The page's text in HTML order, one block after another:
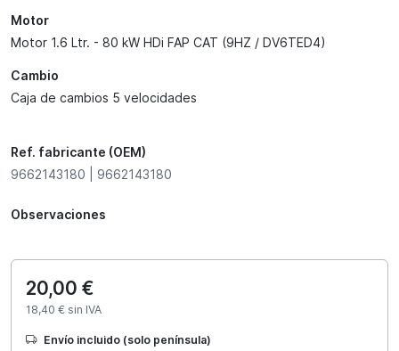
Motor
Motor 1.6 Ltr. - 80 kW HDi FAP CAT (9HZ / DV6TED4)
Cambio
Caja de cambios 5 velocidades
Ref. fabricante (OEM)
9662143180 | 9662143180
Observaciones
20,00 €
18,40 € sin IVA
Envío incluido (solo península)